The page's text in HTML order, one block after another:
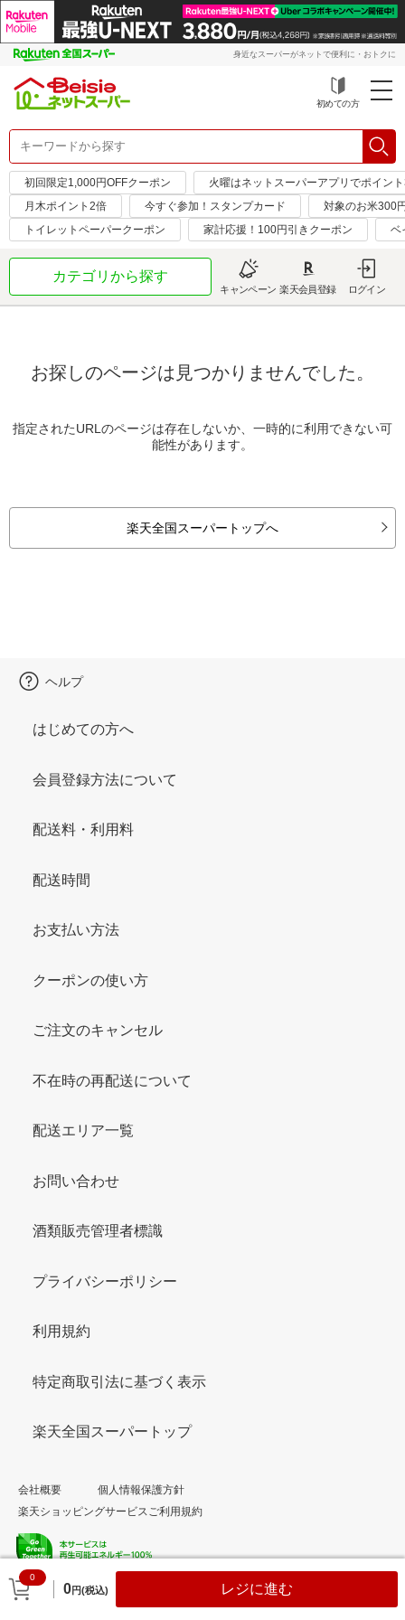
身近なスーパーがネットで便利に・おトクに
初めての方
初回限定1,000円OFFクーポン
火曜はネットスーパーアプリでポイン
月木ポイント2倍
今すぐ参加！スタンプカード
対象のお米300
トイレットペーパークーポン
家計応援！100円引きクーポン ベ
カテゴリから探す
キャンペーン 楽天会員登録 ログイン
お探しのページは見つかりませんでした。
指定されたURLのページは存在しないか、一時的に利用できない可
能性があります。
楽天全国スーパートップへ
0
0円(税込) レジに進む
ヘルプ
はじめての方へ
会員登録方法について
配送料・利用料
配送時間
お支払い方法
クーポンの使い方
ご注文のキャンセル
不在時の再配送について
配送エリア一覧
お問い合わせ
酒類販売管理者標識
プライバシーポリシー
利用規約
特定商取引法に基づく表示
楽天全国スーパートップ
会社概要
個人情報保護方針
楽天ショッピングサービスご利用規約
© Rakuten Group, Inc.